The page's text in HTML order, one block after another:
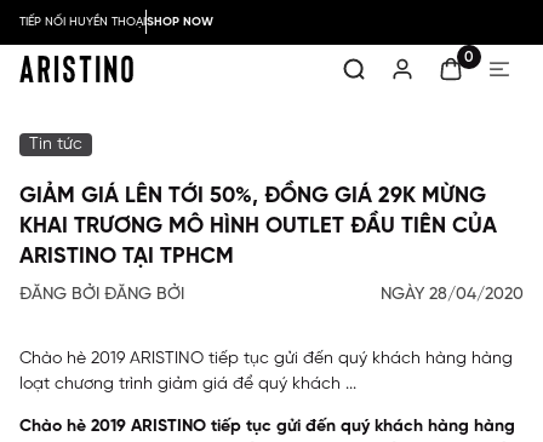
TIẾP NỐI HUYỀN THOẠISHOP NOW
0
Tin tức
GIẢM GIÁ LÊN TỚI 50%, ĐỒNG GIÁ 29K MỪNG
KHAI TRƯƠNG MÔ HÌNH OUTLET ĐẦU TIÊN CỦA
ARISTINO TẠI TPHCM
ĐĂNG BỞI ĐĂNG BỞI NGÀY 28/04/2020
Chào hè 2019 ARISTINO tiếp tục gửi đến quý khách hàng hàng
loạt chương trình giảm giá để quý khách ...
Chào hè 2019 ARISTINO tiếp tục gửi đến quý khách hàng hàng